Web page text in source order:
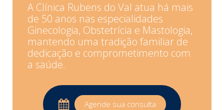
A Clínica Rubens do Val atua há mais
de 50 anos nas especialidades
Ginecologia, Obstetrícia e Mastologia,
mantendo uma tradição familiar de
dedicação e comprometimento com
a saúde.
Agende sua consulta